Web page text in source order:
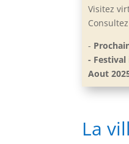
Visitez
-
-
Aout
La